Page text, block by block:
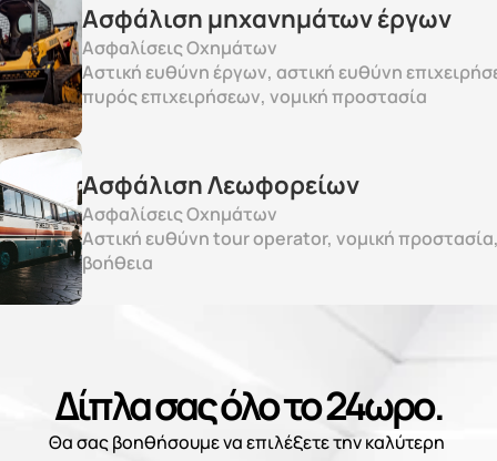
Ασφάλιση μηχανημάτων έργων
Ασφαλίσεις Οχημάτων
Αστική ευθύνη έργων, αστική ευθύνη
πυρός επιχειρήσεων, νομική προστασία
Ασφάλιση Λεωφορείων
Ασφαλίσεις Οχημάτων
Αστική ευθύνη tour operator, νομική
βοήθεια
Δίπλα σας όλο το 24ωρο.
Θα σας βοηθήσουμε να επιλέξετε την καλύτερη